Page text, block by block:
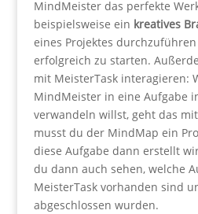
MindMeister das perfekte
beispielsweise ein kreatives
eines Projektes
erfolgreich zu starten.
mit MeisterTask interagieren:
MindMeister in eine Aufgabe
verwandeln willst, geht das
musst du der MindMap ein
diese Aufgabe dann erstellt
du dann auch sehen, welche
MeisterTask vorhanden sind
abgeschlossen wurden.